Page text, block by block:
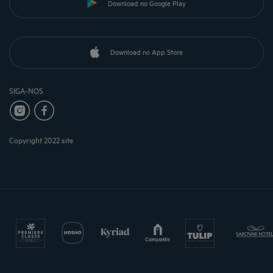
Download no Google Play
Download no App Store
SIGA-NOS
Copyright 2022 site